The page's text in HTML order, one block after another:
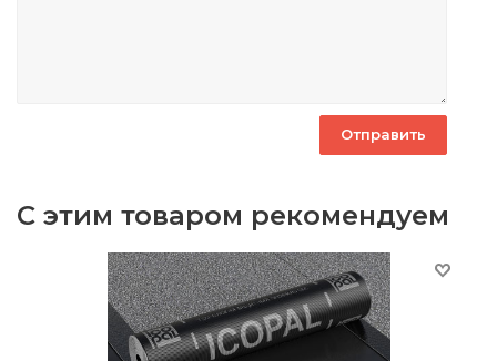
С этим товаром рекомендуем